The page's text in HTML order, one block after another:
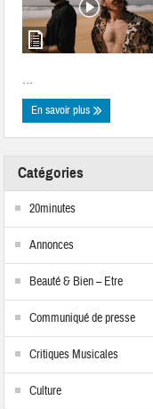
En savoir plus
Catégories
20minutes
Annonces
Beauté & Bien – Etre
Communiqué de presse
Critiques Musicales
Culture